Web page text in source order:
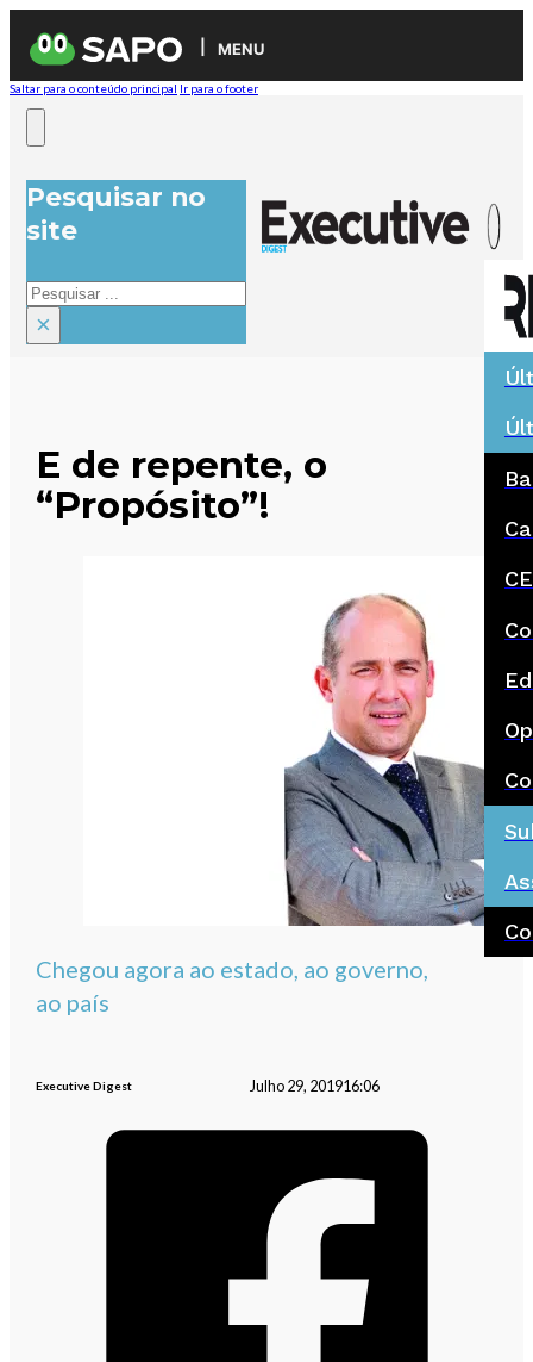
MENU
Saltar para o conteúdo principal Ir para o footer
Pesquisar no
site
Pesquisar
×
E de repente, o
“Propósito”!
Chegou agora ao estado, ao governo,
ao país
Executive Digest Julho 29, 201916:06